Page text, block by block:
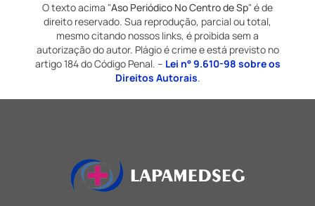
O texto acima "Aso Periódico No Centro de Sp" é de
direito reservado. Sua reprodução, parcial ou total,
mesmo citando nossos links, é proibida sem a
autorização do autor. Plágio é crime e está previsto no
artigo 184 do Código Penal. – Lei n° 9.610-98 sobre os
Direitos Autorais.